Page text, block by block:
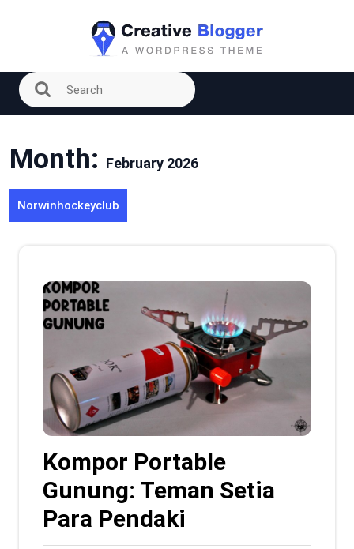
Month: February 2026
Norwinhockeyclub
Kompor Portable
Gunung: Teman Setia
Para Pendaki